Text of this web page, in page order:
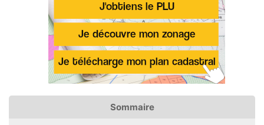
Sommaire